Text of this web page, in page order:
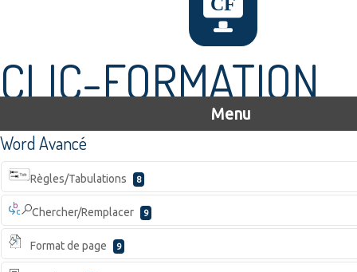
CLIC-FORMATION
Menu
Word Avancé
Règles/Tabulations 8
Chercher/Remplacer 9
Format de page 9